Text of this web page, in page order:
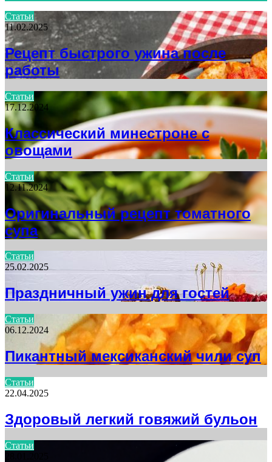
for
Статьи
11.02.2025
Рецепт быстрого ужина после
работы
Статьи
17.12.2024
Классический минестроне с
овощами
Статьи
12.11.2024
Оригинальный рецепт томатного
супа
Статьи
25.02.2025
Праздничный ужин для гостей
Статьи
06.12.2024
Пикантный мексиканский чили суп
Статьи
22.04.2025
Здоровый легкий говяжий бульон
Статьи